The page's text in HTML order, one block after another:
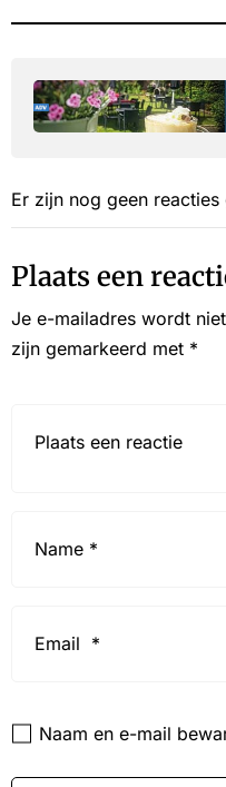
Er zijn nog geen reacties
Plaats een
Je e-mailadres wordt
zijn gemarkeerd met *
Naam en e-mail